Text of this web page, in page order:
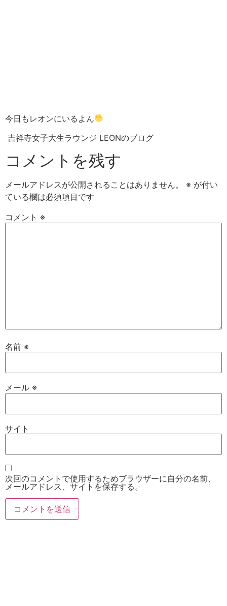
今日もレオンにいるよん
吉祥寺女子大生ラウンジ LEONのブログ
コメントを残す
メールアドレスが公開されることはありません。 ※ が付い
ている欄は必須項目です
コメント ※
名前 ※
メール ※
サイト
次回のコメントで使用するためブラウザーに自分の名前、
メールアドレス、サイトを保存する。